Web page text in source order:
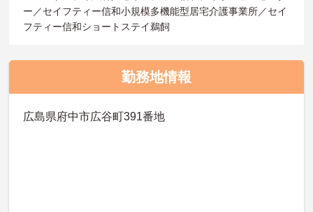
ー／セイフティー信和小規模多機能型居宅介護事業所／セイ
フティー信和ショートステイ鵜飼
勤務地情報
広島県府中市広谷町391番地